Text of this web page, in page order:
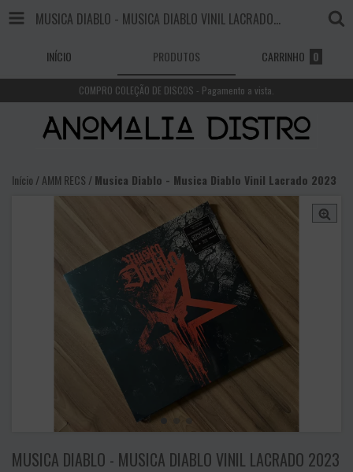
MUSICA DIABLO - MUSICA DIABLO VINIL LACRADO 2023
INÍCIO PRODUTOS CARRINHO 0
COMPRO COLEÇÃO DE DISCOS - Pagamento a vista.
Início /AMM RECS /Musica Diablo - Musica Diablo Vinil Lacrado 2023
MUSICA DIABLO - MUSICA DIABLO VINIL LACRADO 2023